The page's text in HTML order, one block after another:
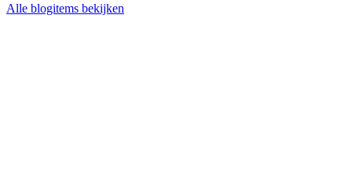
Alle blogitems bekijken